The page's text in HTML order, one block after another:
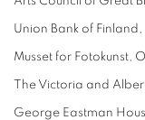
Union Bank of
Musset for Fotokunst,
The Victoria and
George Eastman